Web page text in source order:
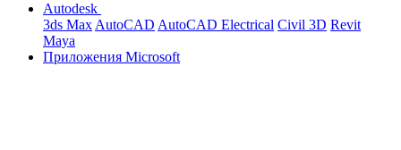
Autodesk
3ds Max AutoCAD AutoCAD Electrical Civil 3D Revit
Maya
Приложения Microsoft